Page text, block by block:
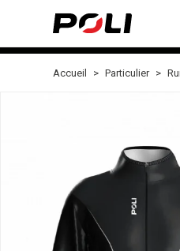
Accueil Particulier